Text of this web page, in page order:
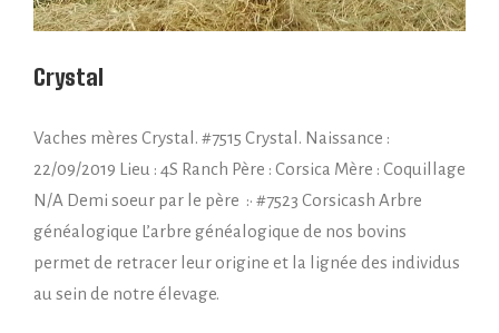
Crystal
Vaches mères Crystal. #7515 Crystal. Naissance :
22/09/2019 Lieu : 4S Ranch Père : Corsica Mère : Coquillage
N/A Demi soeur par le père :• #7523 Corsicash Arbre
généalogique L’arbre généalogique de nos bovins
permet de retracer leur origine et la lignée des individus
au sein de notre élevage.